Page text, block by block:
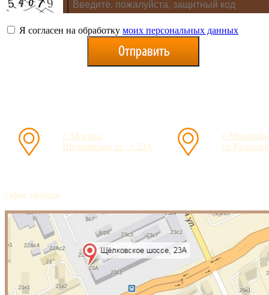
Я согласен на обработку моих персональных данных
г. Москва,
Щелковское ш., д.23А
г. Мытищи,
Офис продаж